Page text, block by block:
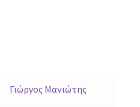
Γιώργος Μανιώτης